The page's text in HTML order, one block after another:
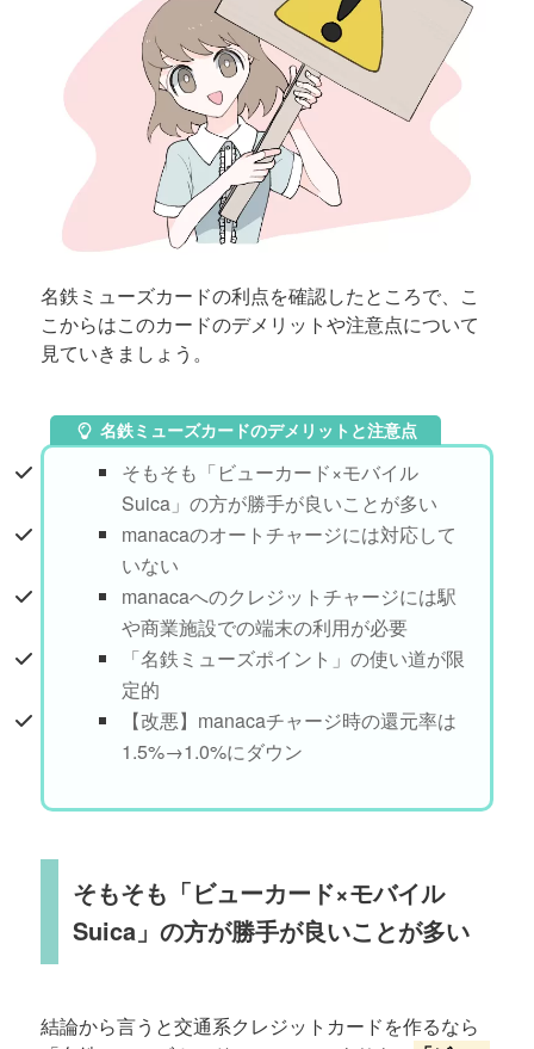
名鉄ミューズカードの利点を確認したところで、こ
こからはこのカードのデメリットや注意点について
見ていきましょう。
名鉄ミューズカードのデメリットと注意点
そもそも「ビューカード×モバイル
Suica」の方が勝手が良いことが多い
manacaのオートチャージには対応して
いない
manacaへのクレジットチャージには駅
や商業施設での端末の利用が必要
「名鉄ミューズポイント」の使い道が限
定的
【改悪】manacaチャージ時の還元率は
1.5%→1.0%にダウン
そもそも「ビューカード×モバイル
Suica」の方が勝手が良いことが多い
結論から言うと交通系クレジットカードを作るなら